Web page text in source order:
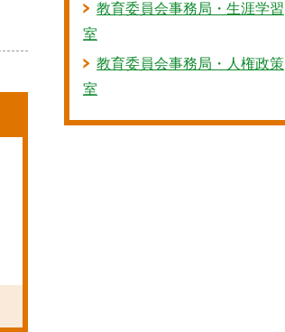
教育委員会事務局・生涯学習
室
教育委員会事務局・人権政策
室